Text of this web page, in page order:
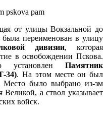
от улицы Вокзальной до
переименован в улицу
дивизии, которая
в освобождении Пскова.
установлен Памятник
34). На этом месте он был
Место было выбрано из-зм
Великой, а ствол указывает
войск.